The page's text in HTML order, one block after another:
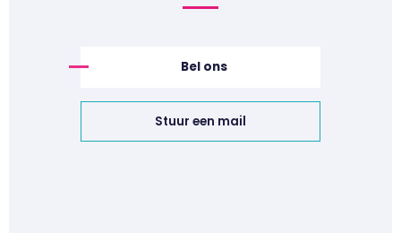
Bel ons
Stuur een mail